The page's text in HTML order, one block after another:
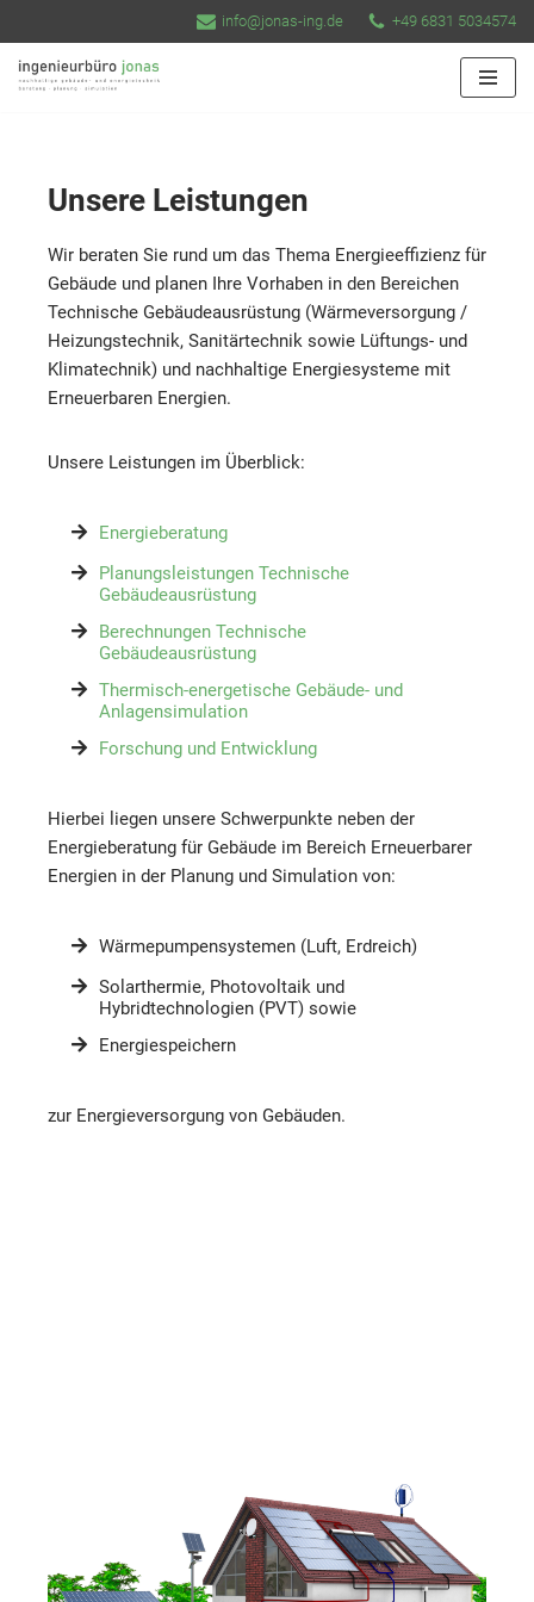
Zum
Inhalt
info@jonas-ing.de +49 6831 5034574
Unsere Leistungen
Wir beraten Sie rund um das Thema Energieeffizienz für
Gebäude und planen Ihre Vorhaben in den Bereichen
Technische Gebäudeausrüstung (Wärmeversorgung /
Heizungstechnik, Sanitärtechnik sowie Lüftungs- und
Klimatechnik) und nachhaltige Energiesysteme mit
Erneuerbaren Energien.
Unsere Leistungen im Überblick:
Energieberatung
Planungsleistungen Technische
Gebäudeausrüstung
Berechnungen Technische
Gebäudeausrüstung
Thermisch-energetische Gebäude- und
Anlagensimulation
Forschung und Entwicklung
Hierbei liegen unsere Schwerpunkte neben der
Energieberatung für Gebäude im Bereich Erneuerbarer
Energien in der Planung und Simulation von:
Wärmepumpensystemen (Luft, Erdreich)
Solarthermie, Photovoltaik und
Hybridtechnologien (PVT) sowie
Energiespeichern
zur Energieversorgung von Gebäuden.